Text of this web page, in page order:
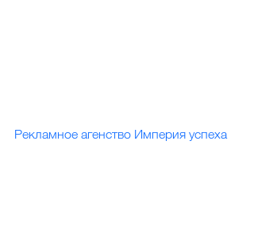
Рекламное агенство Империя успеха